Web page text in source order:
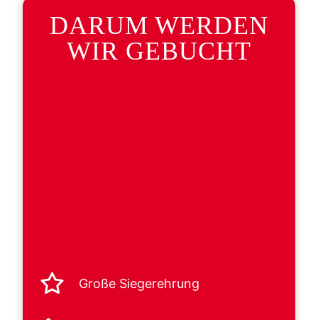
DARUM WERDEN
WIR GEBUCHT
Große Siegerehrung